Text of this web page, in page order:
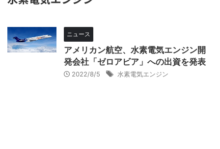
ニュース
アメリカン航空、水素電気エンジン開
発会社「ゼロアビア」への出資を発表
2022/8/5 水素電気エンジン